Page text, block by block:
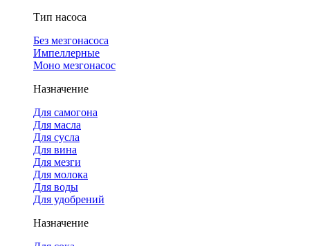
Тип насоса
Без мезгонасоса
Импеллерные
Моно мезгонасос
Назначение
Для самогона
Для масла
Для сусла
Для вина
Для мезги
Для молока
Для воды
Для удобрений
Назначение